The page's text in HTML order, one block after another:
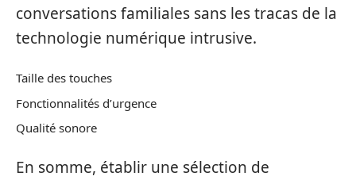
conversations familiales sans les tracas de la
technologie numérique intrusive.
Taille des touches
Fonctionnalités d’urgence
Qualité sonore
En somme, établir une sélection de